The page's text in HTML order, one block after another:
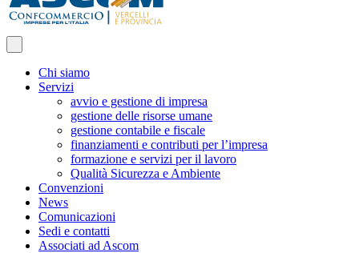
Chi siamo
Servizi
avvio e gestione di impresa
gestione delle risorse umane
gestione contabile e fiscale
finanziamenti e contributi per l’impresa
formazione e servizi per il lavoro
Qualità Sicurezza e Ambiente
Convenzioni
News
Comunicazioni
Sedi e contatti
Associati ad Ascom